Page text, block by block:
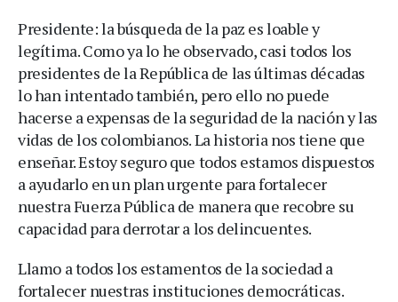
Presidente: la búsqueda de la paz es loable y
legítima. Como ya lo he observado, casi todos los
presidentes de la República de las últimas décadas
lo han intentado también, pero ello no puede
hacerse a expensas de la seguridad de la nación y las
vidas de los colombianos. La historia nos tiene que
enseñar. Estoy seguro que todos estamos dispuestos
a ayudarlo en un plan urgente para fortalecer
nuestra Fuerza Pública de manera que recobre su
capacidad para derrotar a los delincuentes.
Llamo a todos los estamentos de la sociedad a
fortalecer nuestras instituciones democráticas.